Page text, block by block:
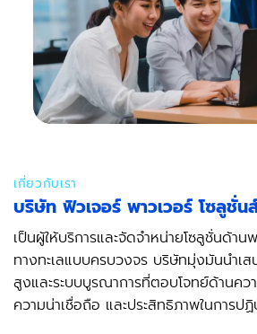
เกี่ยวกับเรา
บริษัท ฟิวเจอร์ พาวเวอร์ โซลูชั่น
เป็นผู้ให้บริการและจัดจำหน่ายโซลูชั่นด้าน
ทางทะเลแบบครบวงจร บริษัทมุ่งมันนำ
สูงและระบบบูรณาการที่ตอบโจทย์ด้านค
ความน่าเชื่อถือ และประสิทธิภาพในการป